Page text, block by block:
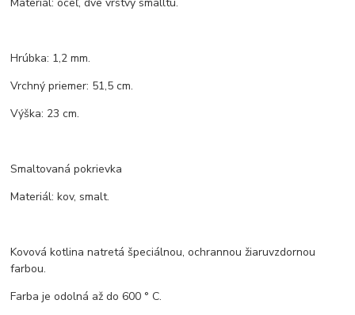
Hrúbka: 1,2 mm.
Vrchný priemer: 51,5 cm.
Výška: 23 cm.
Smaltovaná pokrievka
Materiál: kov, smalt.
Kovová kotlina natretá špeciálnou, ochrannou žiaruvzdornou
farbou.
Farba je odolná až do 600 ° C.